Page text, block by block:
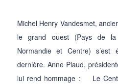
Michel Henry Vandesmet,
le grand ouest (Pays de la
Normandie et Centre)
dernière. Anne Plaud,
lui rend hommage : Le